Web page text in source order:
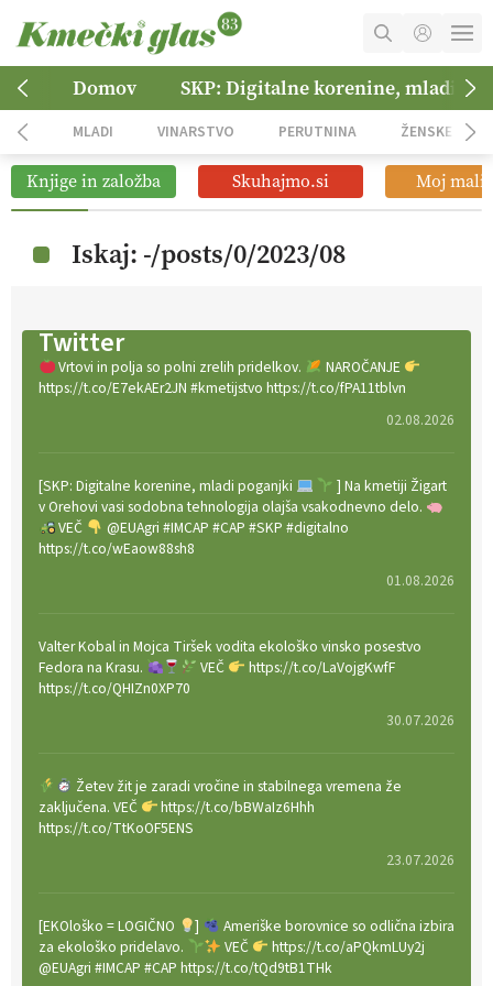
MOJ RAČUN
NAROČITE SE
OGLASNO TRŽENJE
Domov SKP: Digitalne korenine, mladi
MLADI VINARSTVO PERUTNINA ŽENSKE
Knjige in založba Skuhajmo.si Moj mali
Iskaj: -/posts/0/2023/08
Twitter
Vrtovi in polja so polni zrelih pridelkov.
NAROČANJE
https://t.co/E7ekAEr2JN #kmetijstvo https://t.co/fPA11tblvn
02.08.2026
[SKP: Digitalne korenine, mladi poganjki
] Na kmetiji Žigart
v Orehovi vasi sodobna tehnologija olajša vsakodnevno delo.
VEČ
@EUAgri #IMCAP #CAP #SKP #digitalno
https://t.co/wEaow88sh8
01.08.2026
Valter Kobal in Mojca Tiršek vodita ekološko vinsko posestvo
Fedora na Krasu.
VEČ
https://t.co/LaVojgKwfF
https://t.co/QHIZn0XP70
30.07.2026
Žetev žit je zaradi vročine in stabilnega vremena že
zaključena. VEČ
https://t.co/bBWaIz6Hhh
https://t.co/TtKoOF5ENS
23.07.2026
[EKOloško = LOGIČNO ]
Ameriške borovnice so odlična izbira
za ekološko pridelavo.
VEČ
https://t.co/aPQkmLUy2j
@EUAgri #IMCAP #CAP https://t.co/tQd9tB1THk